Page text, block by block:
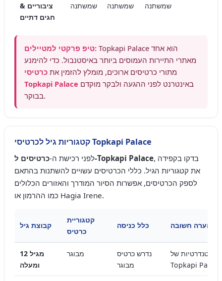
ציבוריים &
חגים דתיים
שמשתנה
שמשתנה
שמשתנה
טיפ פרקטי למטיילים: Topkapi Palace הוא אחד
מאתרי התיירות העמוסים ביותר באיסטנבול. כדי להימנע
מתורי כרטיסים ארוכים, מומלץ להזמין את כרטיסי
Topkapi Palace
בבוקר.
קטגוריות גיל לכרטיסי Topkapi Palace
לפני רכישת ה-כרטיסים ל-Topkapi Palace, בדקו בקפידה
את קטגוריות הגיל. כללי הכרטיסים עשויים להשתנות בהתאם
לספק הכרטיסים, אפשרות הסיור המודרך והאזורים הכלולים
כמו ההרמון או Hagia Irene.
קבוצת גיל
קטגוריית
כרטיס
כלל כניסה הערה חשובה
מגיל 12
ומעלה
מבוגר
נדרש כרטיס
מבוגר
סטנדרטיות של
Topkapi